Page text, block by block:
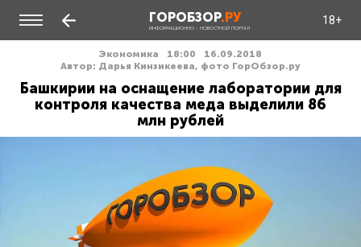
ГОРОБЗОР.РУ
ИНФОРМАЦИОННО - НОВОСТНОЙ ПОРТАЛ
18+
Экономика 18:00
16.09.2018
Автор: Дарья Кинзикеева, фото ГорОбзор.ру
Башкирии на оснащение лаборатории для
контроля качества меда выделили 86
млн рублей